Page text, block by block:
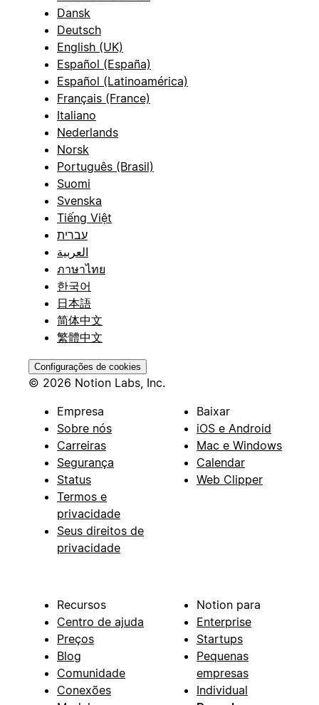
Dansk
Deutsch
English (UK)
Español (España)
Español (Latinoamérica)
Français (France)
Italiano
Nederlands
Norsk
Português (Brasil)
Suomi
Svenska
Tiếng Việt
עברית
العربية
ภาษาไทย
한국어
日本語
简体中文
繁體中文
Configurações de cookies
© 2026 Notion Labs, Inc.
Empresa
Sobre nós
Carreiras
Segurança
Status
Termos e
privacidade
Seus direitos de
privacidade
Baixar
iOS e Android
Mac e Windows
Calendar
Web Clipper
Recursos
Centro de ajuda
Preços
Blog
Comunidade
Conexões
Notion para
Enterprise
Startups
Pequenas
empresas
Individual